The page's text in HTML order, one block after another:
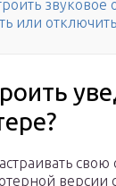
или
версии